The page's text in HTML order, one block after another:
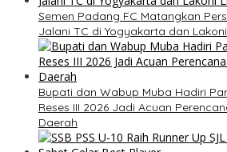
Semen Padang FC Matangkan
Jalani TC di Yogyakarta dan
Bupati dan Wabup Muba Hadiri
Reses III 2026 Jadi Acuan
Daerah